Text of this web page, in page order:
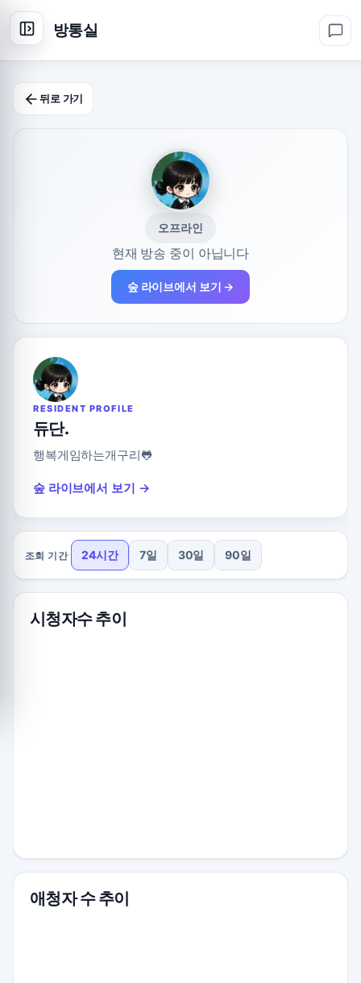
방통실
뒤로 가기
오프라인
현재 방송 중이 아닙니다
숲 라이브에서 보기 →
RESIDENT PROFILE
듀단.
행복게임하는개구리🐸
숲 라이브에서 보기 →
조회 기간 24시간 7일 30일 90일
시청자수 추이
애청자 수 추이